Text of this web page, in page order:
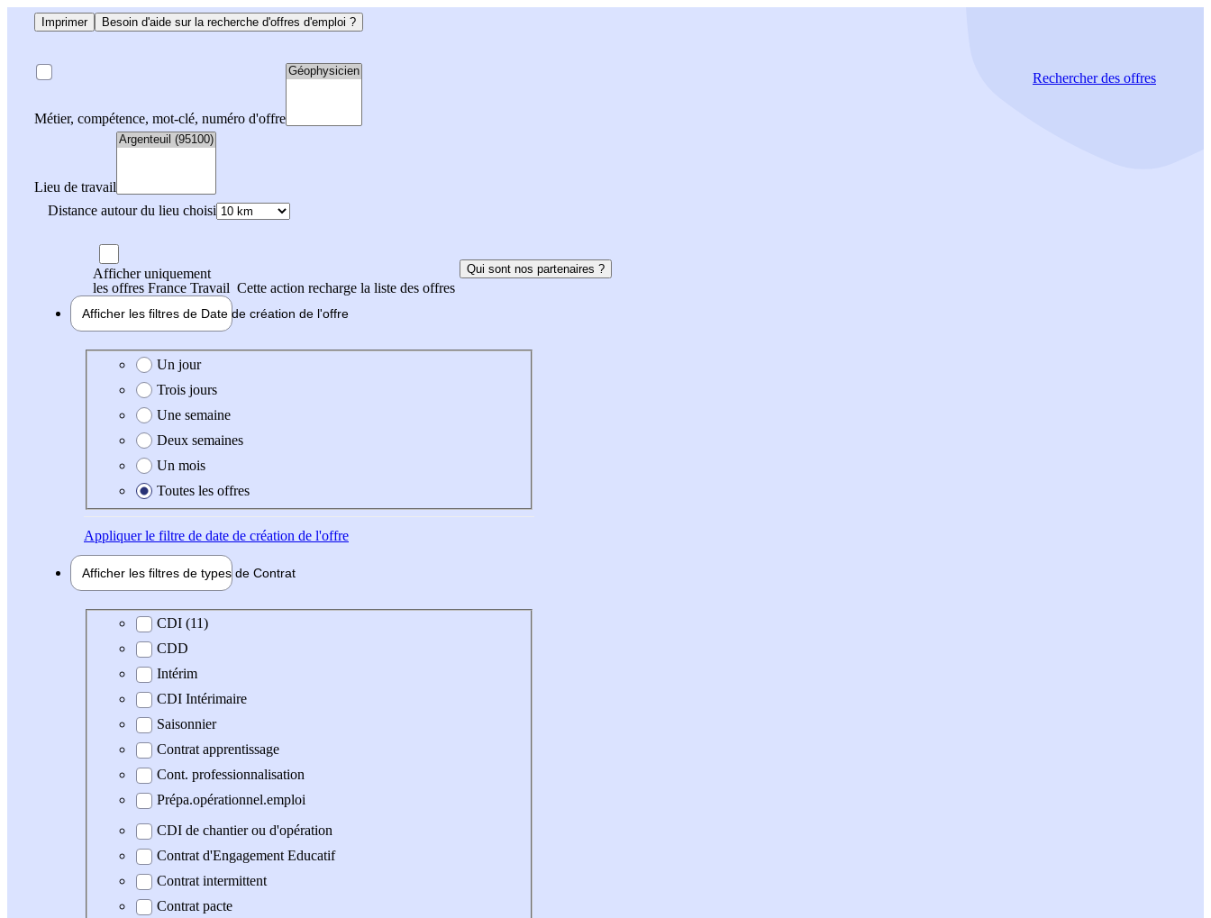
Imprimer Besoin d'aide sur la recherche d'offres d'emploi ?
Métier, compétence, mot-clé, numéro d'offre
Lieu de travail
Distance autour du lieu choisi
Rechercherdes offres
Afficher uniquement
les offres France Travail Cette action recharge la liste des offres
Qui sont nos partenaires ?
Afficher les filtres de Date de création de l'offre
Date de création de l'offre
Un jour
Trois jours
Une semaine
Deux semaines
Un mois
Toutes les offres
Appliquerle filtre de date de création de l'offre
Afficher les filtres de types de Contrat
Type de contratCDI (11)
CDD
Intérim
CDI Intérimaire
Saisonnier
Contrat apprentissage
Cont. professionnalisation
Prépa.opérationnel.emploi
CDI de chantier ou d'opération
Contrat d'Engagement Educatif
Contrat intermittent
Contrat pacte